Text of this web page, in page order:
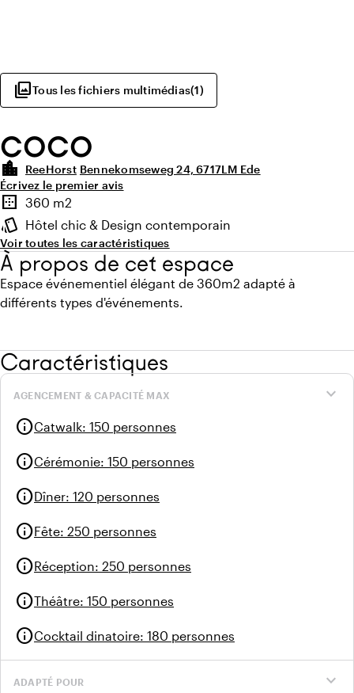
photo_libraryTous les fichiers multimédias(1)
COCO
location_city ReeHorst Bennekomseweg 24, 6717LM Ede
Écrivez le premier avis
Points forts
border_outer
Superficie
360 m2
style
Ambiance
Hôtel chic & Design contemporain
Voir toutes les caractéristiques
À propos de cet espace
Espace événementiel élégant de 360m2 adapté à
différents types d'événements.
Caractéristiques
expand_more
AGENCEMENT & CAPACITÉ MAX
infoCatwalk: 150 personnes
infoCérémonie: 150 personnes
infoDîner: 120 personnes
infoFête: 250 personnes
infoRéception: 250 personnes
infoThéâtre: 150 personnes
infoCocktail dinatoire: 180 personnes
expand_more
ADAPTÉ POUR